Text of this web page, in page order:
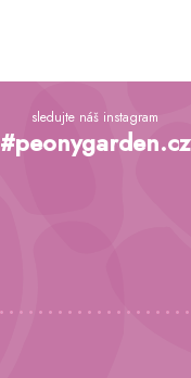
sledujte náš instagram
#peonygarden.cz